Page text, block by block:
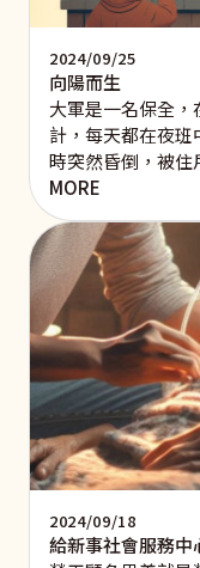
2024/09/25
向陽而生
大軍是一名保全
計，每天都在夜
時突然昏倒，被住
MORE
2024/09/18
給新事社會服務